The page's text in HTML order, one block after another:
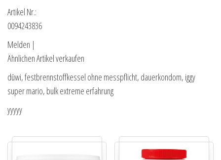
Artikel Nr.:
0094243836
Melden |
Ähnlichen Artikel verkaufen
düwi, festbrennstoffkessel ohne messpflicht, dauerkondom, iggy
super mario, bulk extreme erfahrung
yyyyy